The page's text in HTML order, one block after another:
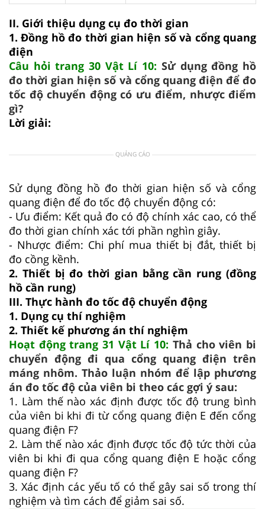
II. Giới thiệu dụng cụ đo thời gian
1. Đồng hồ đo thời gian hiện số và cổng quang
điện
Câu hỏi trang 30 Vật Lí 10: Sử dụng đồng hồ
đo thời gian hiện số và cổng quang điện để đo
tốc độ chuyển động có ưu điểm, nhược điểm
gì?
Lời giải:
QUẢNG CÁO
Sử dụng đồng hồ đo thời gian hiện số và cổng
quang điện để đo tốc độ chuyển động có:
- Ưu điểm: Kết quả đo có độ chính xác cao, có thể
đo thời gian chính xác tới phần nghìn giây.
- Nhược điểm: Chi phí mua thiết bị đắt, thiết bị
đo cồng kềnh.
2. Thiết bị đo thời gian bằng cần rung (đồng
hồ cần rung)
III. Thực hành đo tốc độ chuyển động
1. Dụng cụ thí nghiệm
2. Thiết kế phương án thí nghiệm
Hoạt động trang 31 Vật Lí 10: Thả cho viên bi
chuyển động đi qua cổng quang điện trên
máng nhôm. Thảo luận nhóm để lập phương
án đo tốc độ của viên bi theo các gợi ý sau:
1. Làm thế nào xác định được tốc độ trung bình
của viên bi khi đi từ cổng quang điện E đến cổng
quang điện F?
2. Làm thế nào xác định được tốc độ tức thời của
viên bi khi đi qua cổng quang điện E hoặc cổng
quang điện F?
3. Xác định các yếu tố có thể gây sai số trong thí
nghiệm và tìm cách để giảm sai số.